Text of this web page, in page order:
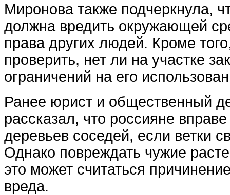
Миронова также подчеркнула,
должна вредить окружающей
права других людей. Кроме
проверить, нет ли на участке
ограничений на его
Ранее юрист и общественный
рассказал, что россияне
деревьев соседей, если ветки
Однако повреждать чужие
это может считаться
вреда.